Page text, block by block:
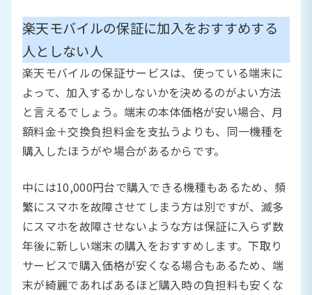
楽天モバイルの保証に加入をおすすめする
人としない人
楽天モバイルの保証サービスは、使っている端末に
よって、加入するかしないかを決めるのがよい方法
と言えるでしょう。端末の本体価格が安い場合、月
額料金＋交換負担料金を支払うよりも、同一機種を
購入したほうがや場合があるからです。
中には10,000円台で購入できる機種もあるため、頻
繁にスマホを故障させてしまう方は別ですが、滅多
にスマホを故障させないような方は保証に入らず数
年後に新しい端末の購入をおすすめします。下取り
サービスで購入価格が安くなる場合もあるため、端
末が綺麗であればあるほど購入時の負担料も安くな